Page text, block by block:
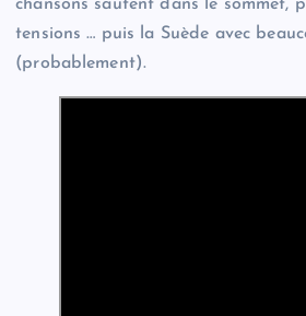
chansons sautent dans le sommet,
tensions … puis la Suède avec
(probablement).